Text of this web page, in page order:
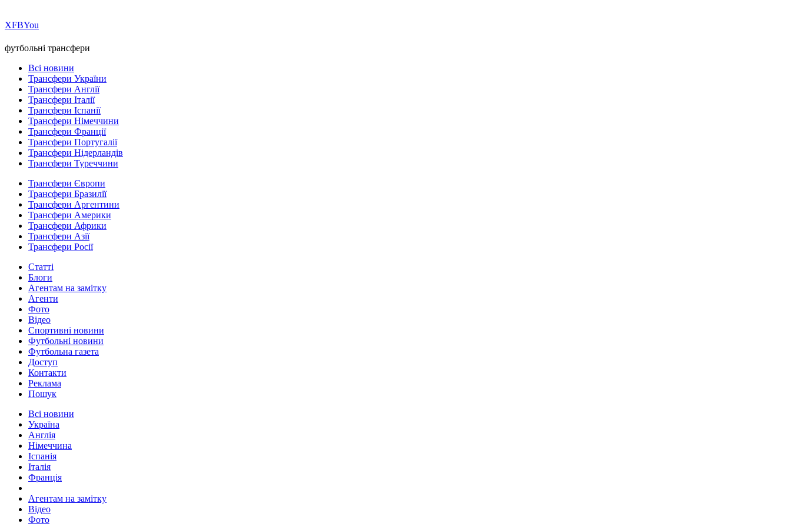
ХFBYou
футбольні трансфери
Всі новини
Трансфери України
Трансфери Англії
Трансфери Італії
Трансфери Іспанії
Трансфери Німеччини
Трансфери Франції
Трансфери Португалії
Трансфери Нідерландів
Трансфери Туреччини
Трансфери Європи
Трансфери Бразилії
Трансфери Аргентини
Трансфери Америки
Трансфери Африки
Трансфери Азії
Трансфери Росії
Статті
Блоги
Агентам на замітку
Агенти
Фото
Відео
Спортивні новини
Футбольні новини
Футбольна газета
Доступ
Контакти
Реклама
Пошук
Всі новини
Україна
Англія
Німеччина
Іспанія
Італія
Франція
Агентам на замітку
Відео
Фото